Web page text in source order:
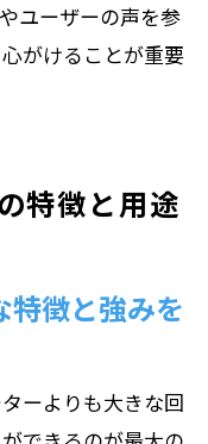
ユーザーの声を参
がけることが重要
特徴と用途
特徴と強みを
ーよりも大きな回